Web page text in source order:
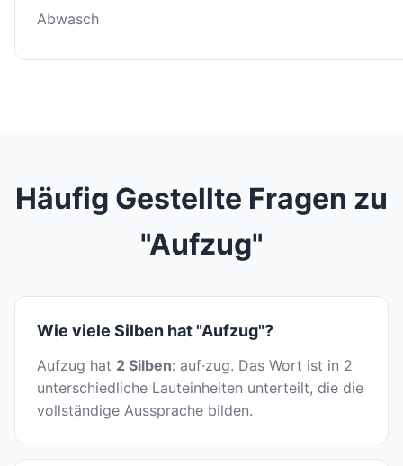
Abwasch
Häufig Gestellte Fragen zu
"Aufzug"
Wie viele Silben hat "Aufzug"?
Aufzug hat 2 Silben: auf·zug. Das Wort ist in 2
unterschiedliche Lauteinheiten unterteilt, die die
vollständige Aussprache bilden.